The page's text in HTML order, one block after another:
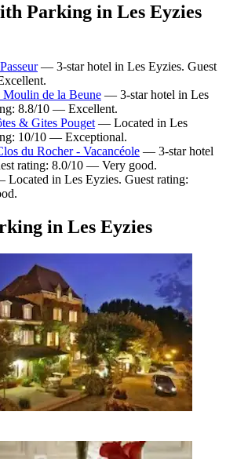
Parking in Les Eyzies
— 3-star hotel in Les Eyzies. Guest
de la Beune — 3-star hotel in Les
8.8/10 — Excellent.
& Gites Pouget — Located in Les
10/10 — Exceptional.
du Rocher - Vacancéole — 3-star hotel
rating: 8.0/10 — Very good.
Located in Les Eyzies. Guest rating:
in Les Eyzies